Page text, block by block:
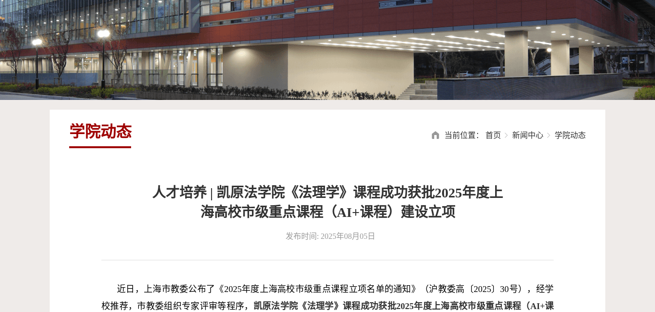
学院动态 当前位置： 首页 新闻中心 学院动态
人才培养 | 凯原法学院《法理学》课程成功获批2025年度上
海高校市级重点课程（AI+课程）建设立项
发布时间: 2025年08月05日
近日，上海市教委公布了《2025年度上海高校市级重点课程立项名单的通知》（沪教委高〔2025〕30号），经学
校推荐，市教委组织专家评审等程序， 凯原法学院《法理学》课程成功获批2025年度上海高校市级重点课程 （AI+课